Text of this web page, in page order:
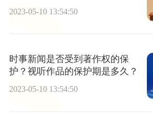
2023-05-10 13:54:50
时事新闻是否受到著作权的保
护？视听作品的保护期是多久？
2023-05-10 13:54:50